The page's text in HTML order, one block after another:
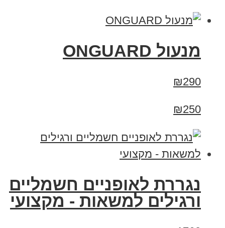
מנעול ONGUARD
₪290
₪250
נגררת לאופניים חשמליים
ורגילים למשאות - מקצועי